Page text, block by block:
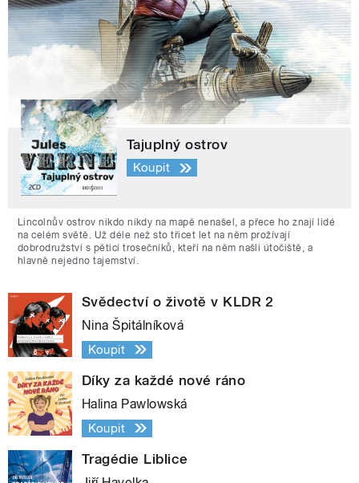
Tajuplný ostrov
Koupit
Lincolnův ostrov nikdo nikdy na mapě nenašel, a přece ho znají lidé
na celém světě. Už déle než sto třicet let na něm prožívají
dobrodružství s pěticí trosečníků, kteří na něm našli útočiště, a
hlavně nejedno tajemství.
Svědectví o životě v KLDR 2
Nina Špitálníková
Koupit
Díky za každé nové ráno
Halina Pawlowská
Koupit
Tragédie Liblice